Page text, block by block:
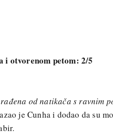
i otvorenom petom: 2/5
od natikača s ravnim
je Cunha i dodao da su